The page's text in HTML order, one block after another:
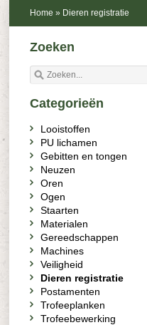
Home » Dieren registratie
Zoeken
Categorieën
Looistoffen
PU lichamen
Gebitten en tongen
Neuzen
Oren
Ogen
Staarten
Materialen
Gereedschappen
Machines
Veiligheid
Dieren registratie
Postamenten
Trofeeplanken
Trofeebewerking